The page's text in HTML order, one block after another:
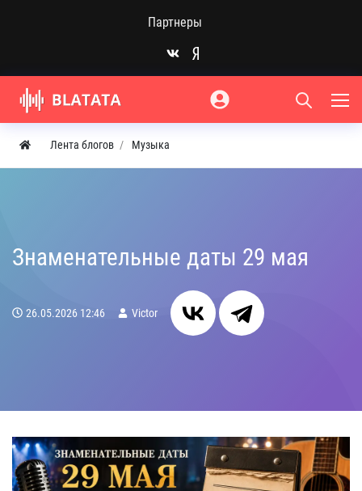
Партнеры
Лента блогов Музыка
Знаменательные даты 29 мая
26.05.2026 12:46 Victor